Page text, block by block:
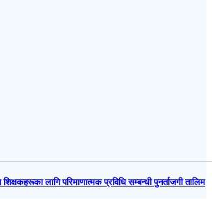
शिक्षकहरूका लागि परिमाणात्मक प्रविधि सम्बन्धी पुनर्ताजगी तालिम